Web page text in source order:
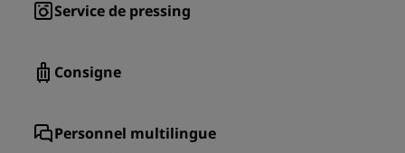
Service de pressing
Consigne
Personnel multilingue